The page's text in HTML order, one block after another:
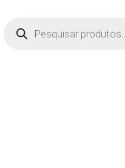
produtos